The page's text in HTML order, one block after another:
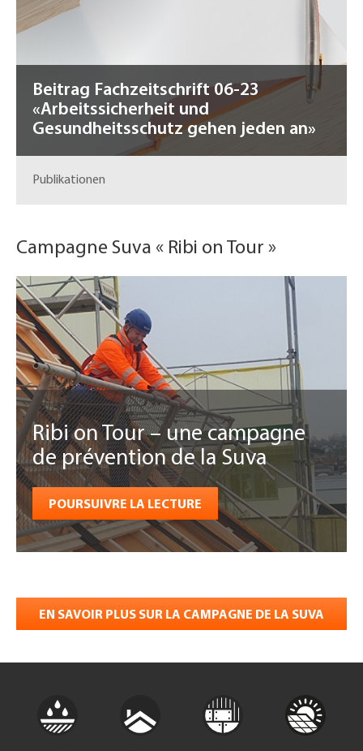
Beitrag Fachzeitschrift 06-23
«Arbeitssicherheit und
Gesundheitsschutz gehen jeden an»
Publikationen
Campagne Suva « Ribi on Tour »
Ribi on Tour – une campagne
de prévention de la Suva
POURSUIVRE LA LECTURE
EN SAVOIR PLUS SUR LA CAMPAGNE DE LA SUVA